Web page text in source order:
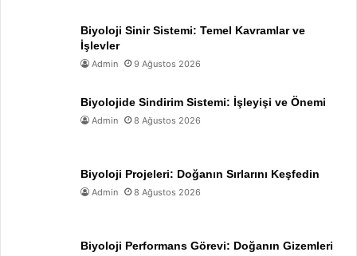
Biyoloji Sinir Sistemi: Temel Kavramlar ve
İşlevler
Admin 9 Ağustos 2026
Biyolojide Sindirim Sistemi: İşleyişi ve Önemi
Admin 8 Ağustos 2026
Biyoloji Projeleri: Doğanın Sırlarını Keşfedin
Admin 8 Ağustos 2026
Biyoloji Performans Görevi: Doğanın Gizemleri